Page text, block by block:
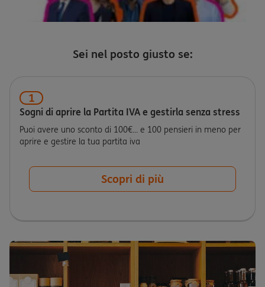
Sei nel posto giusto se:
1
Sogni di aprire la Partita IVA e gestirla senza stress
Puoi avere uno sconto di 100€... e 100 pensieri in meno per
aprire e gestire la tua partita iva
Scopri di più